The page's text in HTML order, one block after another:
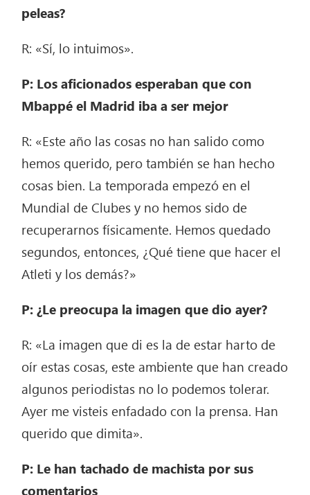
peleas?
R: «Sí, lo intuimos».
P: Los aficionados esperaban que con
Mbappé el Madrid iba a ser mejor
R: «Este año las cosas no han salido como
hemos querido, pero también se han hecho
cosas bien. La temporada empezó en el
Mundial de Clubes y no hemos sido de
recuperarnos físicamente. Hemos quedado
segundos, entonces, ¿Qué tiene que hacer el
Atleti y los demás?»
P: ¿Le preocupa la imagen que dio ayer?
R: «La imagen que di es la de estar harto de
oír estas cosas, este ambiente que han creado
algunos periodistas no lo podemos tolerar.
Ayer me visteis enfadado con la prensa. Han
querido que dimita».
P: Le han tachado de machista por sus
comentarios